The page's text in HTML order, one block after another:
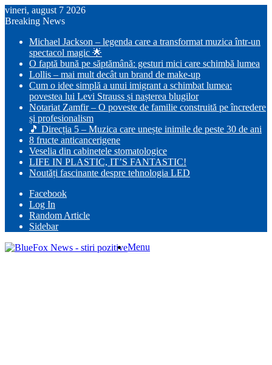
vineri, august 7 2026
Breaking News
Michael Jackson – legenda care a transformat muzica într-un
spectacol magic 🌟
O faptă bună pe săptămână: gesturi mici care schimbă lumea
Lollis – mai mult decât un brand de make-up
Cum o idee simplă a unui imigrant a schimbat lumea:
povestea lui Levi Strauss și nașterea blugilor
Notariat Zamfir – O poveste de familie construită pe încredere
și profesionalism
🎵 Direcția 5 – Muzica care unește inimile de peste 30 de ani
8 fructe anticancerigene
Veselia din cabinetele stomatologice
LIFE IN PLASTIC, IT’S FANTASTIC!
Noutăți fascinante despre tehnologia LED
Facebook
Log In
Random Article
Sidebar
Menu